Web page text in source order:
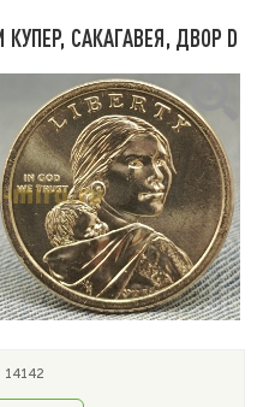
САКАГАВЕЯ, ДВОР D
14142